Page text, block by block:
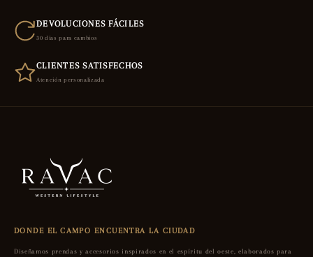
DEVOLUCIONES FÁCILES
30 días para cambios
CLIENTES SATISFECHOS
Atención personalizada
DONDE EL CAMPO ENCUENTRA LA CIUDAD
Diseñamos prendas y accesorios inspirados en el espíritu del oeste, elaborados para